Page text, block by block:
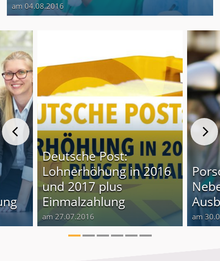
am 04.08.2016
Deutsche Post:
Lohnerhöhung in 2016
und 2017 plus
Einmalzahlung
am 27.07.2016 am